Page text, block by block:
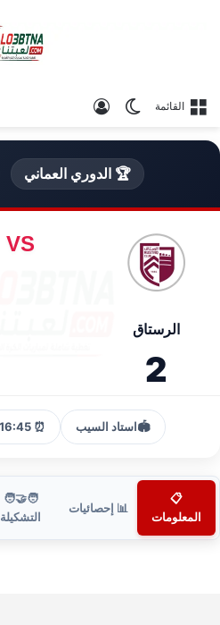
القائمة الوضع المظلم
🏆 الدوري العماني
الرستاق
2
VS
🏟️استاد السيب ⏰ 16:45
📋
المعلومات
📊 إحصائيات
🧑‍🤝‍🧑
التشكيلة